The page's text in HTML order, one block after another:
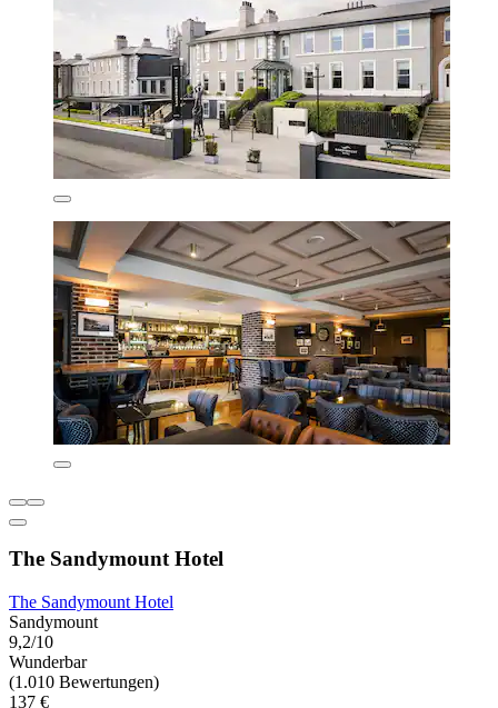
The Sandymount Hotel
The Sandymount Hotel
Sandymount
9,2/10
Wunderbar
(1.010 Bewertungen)
137 €